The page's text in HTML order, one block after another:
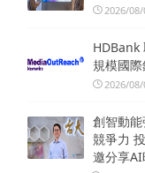
2026/
HDBank
規模國
2026/
創智動
競爭力
邀分享